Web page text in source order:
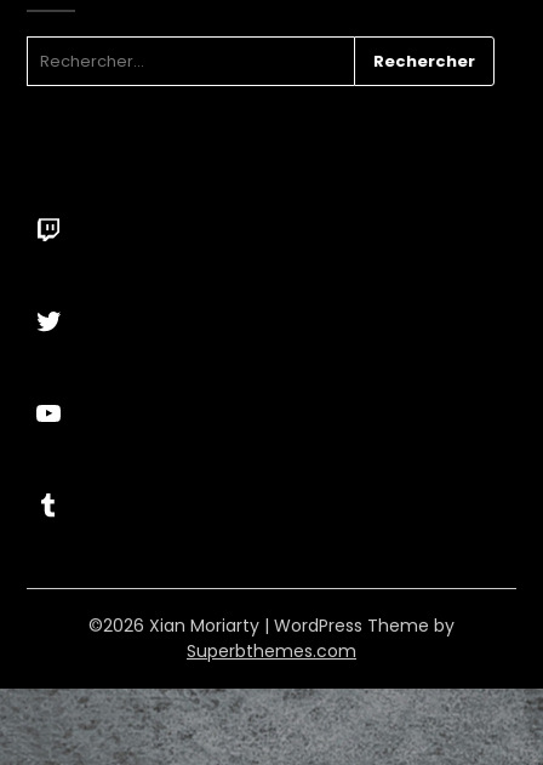
Twitch
Twitter
YouTube
Tumblr
©2026 Xian Moriarty | WordPress Theme by
Superbthemes.com